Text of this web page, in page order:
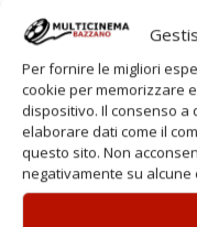
Per fornire le migliori
cookie per memorizzare
dispositivo. Il consenso a
elaborare dati come il
questo sito. Non
negativamente su
Feriali
Spettacoli:
21:00
Sabato
Spettacoli: